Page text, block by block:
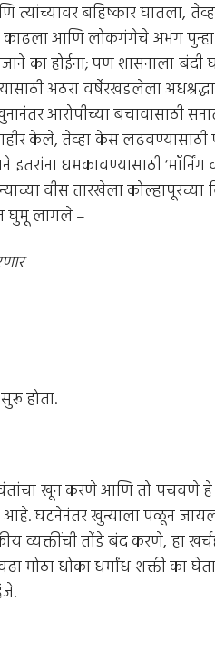
बहिष्कार घातला,
काढला आणि लोकगंगेचे अभंग
का होईना; पण शासनाला बंदी
अठरा वर्षेरखडलेला
आरोपीच्या बचावासाठी
केले, तेव्हा केस लढवण्यासाठी
धमकावण्यासाठी
वीस तारखेला कोल्हापूरच्या
घुमू लागले –
होता.
खून करणे आणि तो पचवणे
आहे. घटनेनंतर खुन्याला पळून
व्यक्तींची तोंडे बंद करणे, हा
मोठा धोका धर्मांध शक्ती का